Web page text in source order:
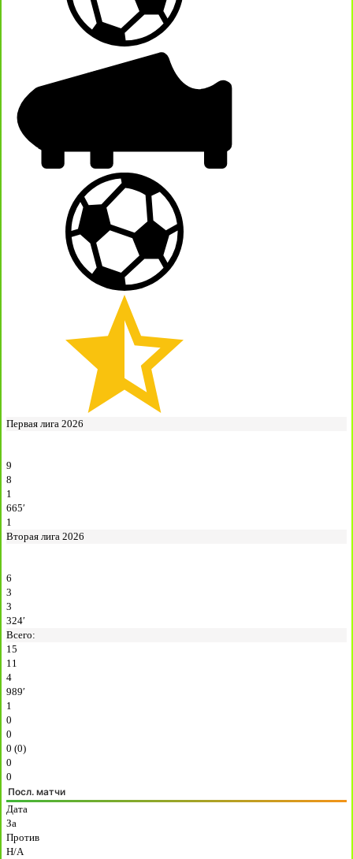
Первая лига 2026
9
8
1
665′
1
Вторая лига 2026
6
3
3
324′
Всего:
15
11
4
989′
1
0
0
0 (0)
0
0
Посл. матчи
Дата
За
Против
H/A